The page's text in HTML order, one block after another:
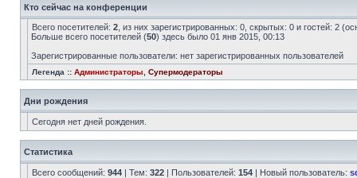
Кто сейчас на конференции
Всего посетителей: 2 , из них зарегистрированных: 0, скрытых: 0 и гостей: 2
Больше всего посетителей (50) здесь было 01 янв 2015, 00:13
Зарегистрированные пользователи: нет зарегистрированных пользователей
Легенда :: Администраторы Супермодераторы
Дни рождения
Сегодня нет дней рождения.
Статистика
Всего сообщений: 944 | Тем: 322 | Пользователей: 154 | Новый пользователь: